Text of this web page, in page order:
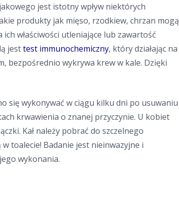
jest istotny wpływ niektórych
produkty jak mięso, rzodkiew, chrzan mogą
właściwości utleniające lub zawartość
jesttest immunochemiczny, który działając na
bezpośrednio wykrywa krew w kale. Dzięki
się wykonywać w ciągu kilku dni po usuwaniu
krwawienia o znanej przyczynie. U kobiet
Kał należy pobrać do szczelnego
toalecie! Badanie jest nieinwazyjne i
wykonania.